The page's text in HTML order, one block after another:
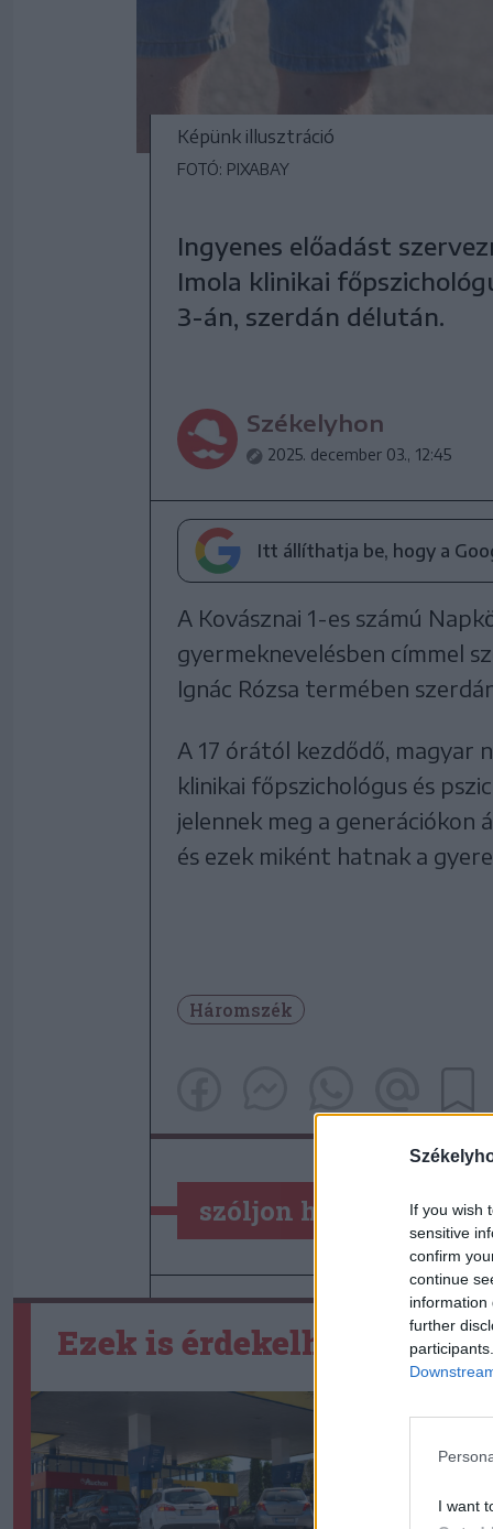
If you wish
sensitive
confirm
continue
information
further
I want
Képünk illusztráció
FOTÓ: PIXABAY
Ingyenes előadást
Imola klinikai
3-án, szerdán délután.
Székelyhon
2025. december 03., 12:45
Itt állíthatja be, hogy a
A Kovásznai 1-es számú
gyermeknevelésben címmel
Ignác Rózsa termében
A 17 órától kezdődő, magyar
klinikai főpszichológus és
jelennek meg a generációkon
és ezek miként hatnak a
Háromszék
szóljon hozzá!
Ezek is érdekelhetik